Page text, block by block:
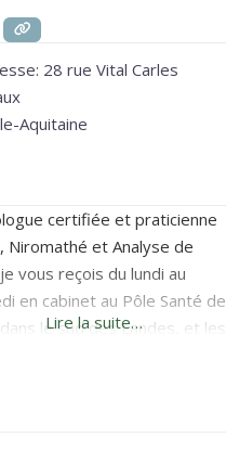
28 rue Vital Carles
Aquitaine
certifiée et praticienne
Niromathé et Analyse de
vous reçois du lundi au
en cabinet au Pôle Santé de
le sud des Landes, et les
Lire la suite…